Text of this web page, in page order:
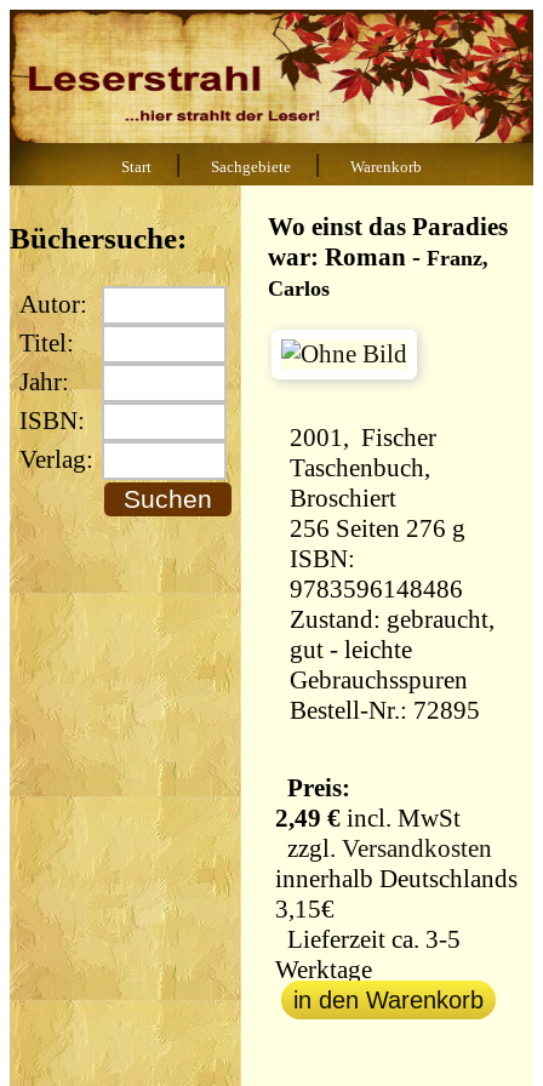
Start | Sachgebiete | Warenkorb
Büchersuche:
Autor:
Titel:
Jahr:
ISBN:
Verlag:
Wo einst das Paradies
war: Roman -Franz,
Carlos
2001, Fischer
Taschenbuch,
Broschiert
256 Seiten 276 g
ISBN:
9783596148486
Zustand: gebraucht,
gut - leichte
Gebrauchsspuren
Bestell-Nr.: 72895
Preis:
2,49 € incl. MwSt
zzgl.Versandkosten
innerhalb Deutschlands
3,15€
Lieferzeit ca. 3-5
Werktage
in den Warenkorb